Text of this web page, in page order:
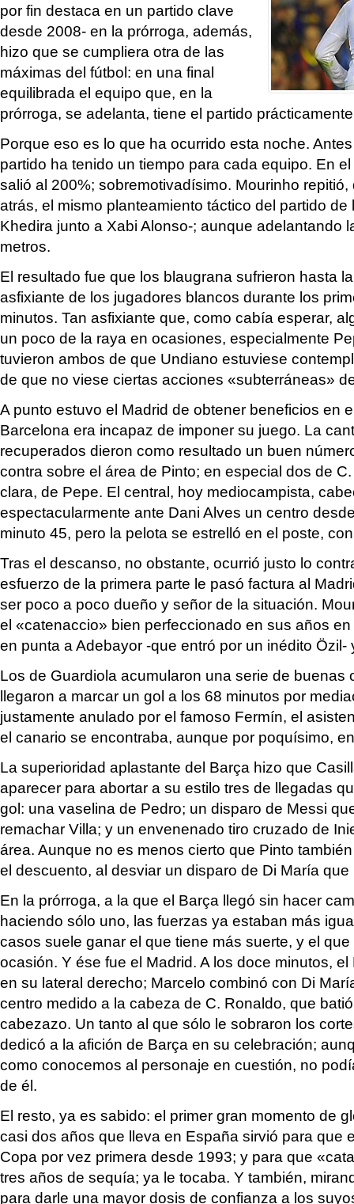
por fin destaca en un partido clave
desde 2008- en la prórroga, además,
hizo que se cumpliera otra de las
máximas del fútbol: en una final
equilibrada el equipo que, en la
prórroga, se adelanta, tiene el partido
Porque eso es lo que ha ocurrido esta noche.
partido ha tenido un tiempo para cada equipo. En
salió al 200%; sobremotivadísimo. Mourinho
atrás, el mismo planteamiento táctico del partido
Khedira junto a Xabi Alonso-; aunque adelantando
metros.
El resultado fue que los blaugrana sufrieron hasta
asfixiante de los jugadores blancos durante los
minutos. Tan asfixiante que, como cabía esperar,
un poco de la raya en ocasiones, especialmente
tuvieron ambos de que Undiano estuviese
de que no viese ciertas acciones «subterráneas»
A punto estuvo el Madrid de obtener beneficios en
Barcelona era incapaz de imponer su juego. La
recuperados dieron como resultado un buen
contra sobre el área de Pinto; en especial dos de
clara, de Pepe. El central, hoy mediocampista,
espectacularmente ante Dani Alves un centro
minuto 45, pero la pelota se estrelló en el poste,
Tras el descanso, no obstante, ocurrió justo lo
esfuerzo de la primera parte le pasó factura al
ser poco a poco dueño y señor de la situación.
el «catenaccio» bien perfeccionado en sus años
en punta a Adebayor -que entró por un inédito Özil-
Los de Guardiola acumularon una serie de buenas
llegaron a marcar un gol a los 68 minutos por
justamente anulado por el famoso Fermín, el
el canario se encontraba, aunque por poquísimo,
La superioridad aplastante del Barça hizo que
aparecer para abortar a su estilo tres de llegadas
gol: una vaselina de Pedro; un disparo de Messi
remachar Villa; y un envenenado tiro cruzado de
área. Aunque no es menos cierto que Pinto
el descuento, al desviar un disparo de Di María
En la prórroga, a la que el Barça llegó sin hacer
haciendo sólo uno, las fuerzas ya estaban más
casos suele ganar el que tiene más suerte, y el
ocasión. Y ése fue el Madrid. A los doce minutos,
en su lateral derecho; Marcelo combinó con Di
centro medido a la cabeza de C. Ronaldo, que
cabezazo. Un tanto al que sólo le sobraron los
dedicó a la afición de Barça en su celebración;
como conocemos al personaje en cuestión, no
de él.
El resto, ya es sabido: el primer gran momento de
casi dos años que lleva en España sirvió para que
Copa por vez primera desde 1993; y para que
tres años de sequía; ya le tocaba. Y también,
para darle una mayor dosis de confianza a los